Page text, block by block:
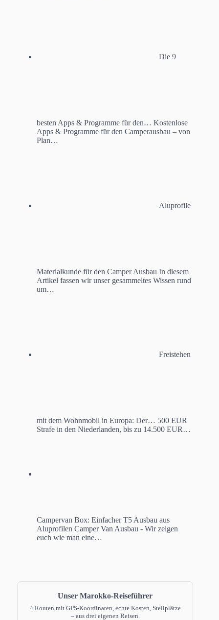
Die 9
besten Apps & Programme für den… Kostenlose
Apps & Programme für den Camperausbau – von
Plan…
Aluprofile
Materialkunde für den Camper Ausbau In diesem
Artikel fassen wir unser gesammeltes Wissen rund
um…
Freistehen
mit dem Wohnmobil in Europa: Der… 500 EUR
Strafe in den Niederlanden, bis zu 14.500 EUR…
Campervan Box: Einfacher T5 Ausbau aus
Aluprofilen Camper Van Ausbau - Wir zeigen
euch wie man eine…
Unser Marokko-Reiseführer
4 Routen mit GPS-Koordinaten, echte Kosten, Stellplätze
– aus drei eigenen Reisen.